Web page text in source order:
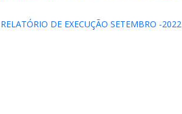
RELATÓRIO DE EXECUÇÃO SETEMBRO -2022